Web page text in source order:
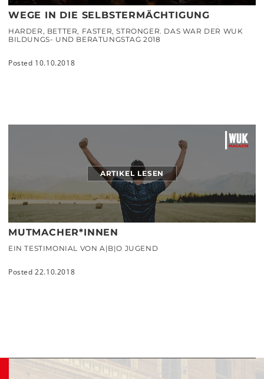
WEGE IN DIE SELBSTERMÄCHTIGUNG
HARDER, BETTER, FASTER, STRONGER. DAS WAR DER WUK
BILDUNGS- UND BERATUNGSTAG 2018
Posted 10.10.2018
ARTIKEL LESEN
MUTMACHER*INNEN
EIN TESTIMONIAL VON A|B|O JUGEND
Posted 22.10.2018